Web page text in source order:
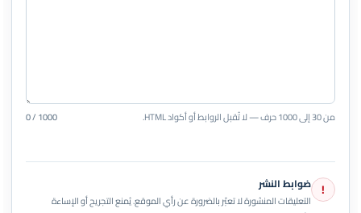
من 30 إلى 1000 حرف — لا تُقبل الروابط أو أكواد HTML. 0 / 1000
! ضوابط النشر
التعليقات المنشورة لا تعبّر بالضرورة عن رأي الموقع. يُمنع التجريح أو الإساءة